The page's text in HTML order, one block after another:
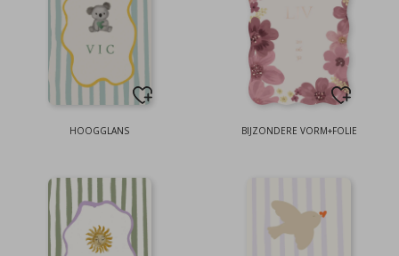
HOOGGLANS BIJZONDERE VORM+FOLIE